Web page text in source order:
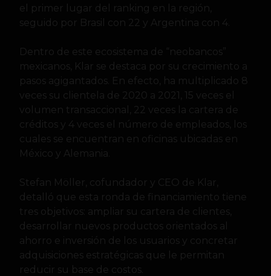
el primer lugar del ranking en la región,
seguido por Brasil con 22 y Argentina con 4.
Dentro de este ecosistema de “neobancos”
mexicanos, Klar se destaca por su crecimiento a
pasos agigantados. En efecto, ha multiplicado 8
veces su clientela de 2020 a 2021, 15 veces el
volumen transaccional, 22 veces la cartera de
créditos y 4 veces el número de empleados, los
cuales se encuentran en oficinas ubicadas en
México y Alemania.
Stefan Möller, cofundador y CEO de Klar,
detalló que esta ronda de financiamiento tiene
tres objetivos: ampliar su cartera de clientes,
desarrollar nuevos productos orientados al
ahorro e inversión de los usuarios y concretar
adquisiciones estratégicas que le permitan
reducir su base de costos.